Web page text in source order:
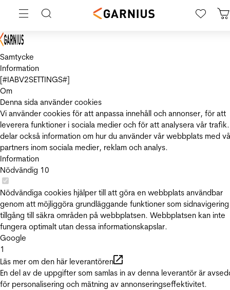
Samtycke
Information
[#IABV2SETTINGS#]
Om
Denna sida använder cookies
Vi använder cookies för att anpassa innehåll och annonser, för att
leverera funktioner i sociala medier och för att analysera vår
delar också information om hur du använder vår webbplats med
partners inom sociala medier, reklam och analys.
Information
Nödvändig 10
Nödvändiga cookies hjälper till att göra en webbplats användbar
genom att möjliggöra grundläggande funktioner som
tillgång till säkra områden på webbplatsen. Webbplatsen kan inte
fungera optimalt utan dessa informationskapslar.
Google
1
Läs mer om den här leverantören
En del av de uppgifter som samlas in av denna leverantör är
för personalisering och mätning av annonseringseffektivitet.